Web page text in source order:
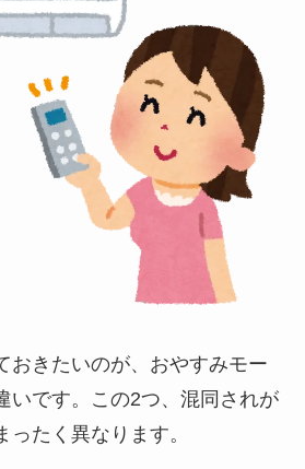
おきたいのが、おやすみモー
いです。この2つ、混同されが
たく異なります。